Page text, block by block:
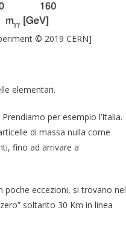
© 2019 CERN]
elementari.
per esempio l’Italia.
di massa nulla come
fino ad arrivare a
eccezioni, si trovano nel
soltanto 30 Km in linea